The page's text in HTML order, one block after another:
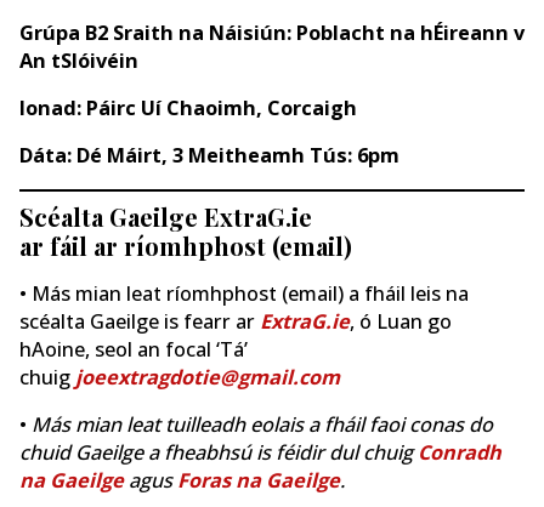
Grúpa B2 Sraith na Náisiún: Poblacht na hÉireann v
An tSlóivéin
Ionad: Páirc Uí Chaoimh, Corcaigh
Dáta: Dé Máirt, 3 Meitheamh Tús: 6pm
Scéalta Gaeilge ExtraG.ie
ar fáil ar ríomhphost (email)
• Más mian leat ríomhphost (email) a fháil leis na
scéalta Gaeilge is fearr ar ExtraG.ie, ó Luan go
hAoine, seol an focal ‘Tá’
chuig joeextragdotie@gmail.com
• Más mian leat tuilleadh eolais a fháil faoi conas do
chuid Gaeilge a fheabhsú is féidir dul chuigConradh
na GaeilgeagusForas na Gaeilge.